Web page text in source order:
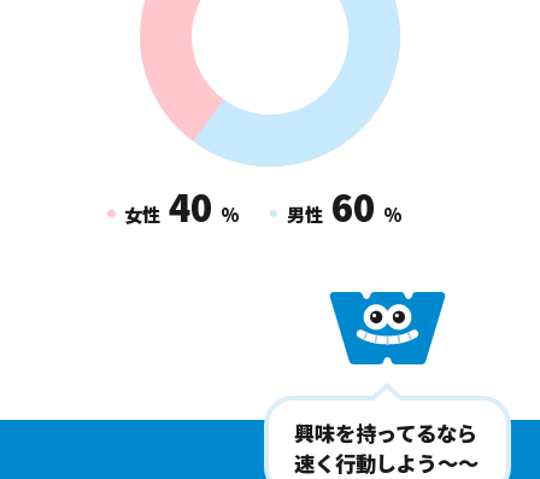
男性 60 %
女性 40 %
興味を持ってるなら
速く行動しよう〜〜